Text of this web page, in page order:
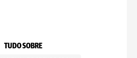
TUDO SOBRE